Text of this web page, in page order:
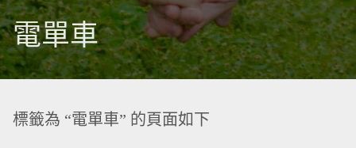
電單車
標籤為 “電單車” 的頁面如下